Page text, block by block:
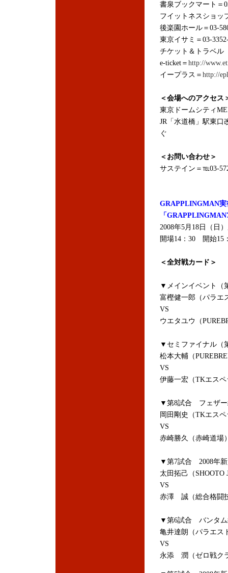
書泉ブックマート＝
フイットネスショッ
後楽園ホール＝03-
東京イサミ＝03-
チケット＆トラベ
e-ticket＝ http://
イープラス＝ http://
＜会場へのアクセス
東京ドームシティ
JR「水道橋」駅東口
ぐ
＜お問い合わせ＞
サステイン＝℡03-
GRAPPLINGMAN
「
2008年5月18日（日
開場14：30 開始15
＜全対戦カード＞
▼メインイベント
富樫健一郎（パラエ
VS
ウエタユウ（
▼セミファイナル
松本大輔（
VS
伊藤一宏（TKエス
▼第8試合 フェザ
岡田剛史（TKエス
VS
赤崎勝久（赤崎道場
▼第7試合 2008年
太田拓己（SHOOTO
VS
赤澤 誠（総合格闘
▼第6試合 バンタ
亀井達朗（パラエス
VS
永添 潤（ゼロ戦ク